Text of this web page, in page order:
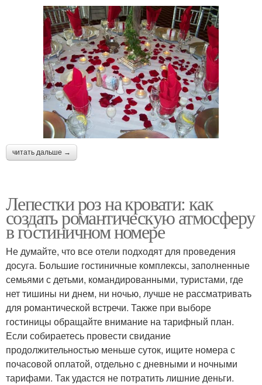
читать дальше →
Лепестки роз на кровати: как
создать романтическую атмосферу
в гостиничном номере
Не думайте, что все отели подходят для проведения
досуга. Большие гостиничные комплексы, заполненные
семьями с детьми, командированными, туристами, где
нет тишины ни днем, ни ночью, лучше не рассматривать
для романтической встречи. Также при выборе
гостиницы обращайте внимание на тарифный план.
Если собираетесь провести свидание
продолжительностью меньше суток, ищите номера с
почасовой оплатой, отдельно с дневными и ночными
тарифами. Так удастся не потратить лишние деньги.